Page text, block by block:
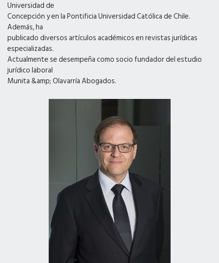
Universidad de
Concepción y en la Pontificia Universidad Católica de Chile.
Además, ha
publicado diversos artículos académicos en revistas jurídicas
especializadas.
Actualmente se desempeña como socio fundador del estudio
jurídico laboral
Munita &amp; Olavarría Abogados.